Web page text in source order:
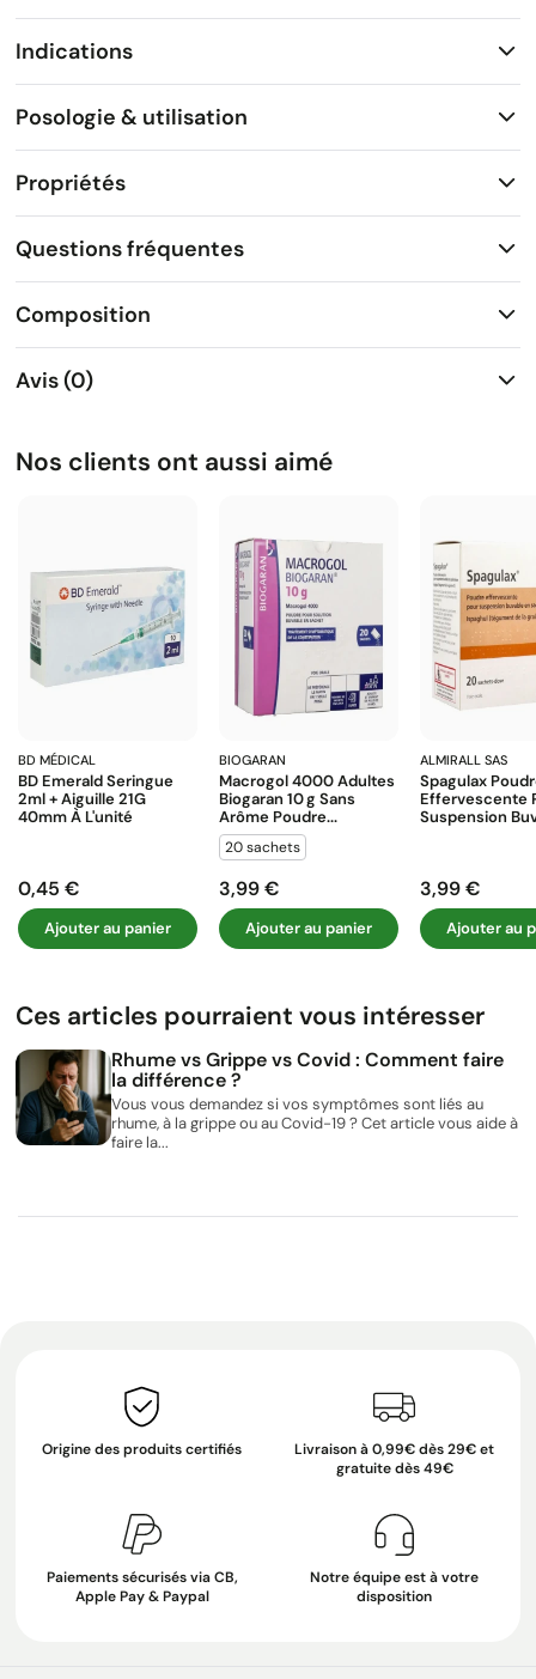
Indications
Posologie & utilisation
Propriétés
Questions fréquentes
Composition
Avis (0)
Nos clients ont aussi aimé
BD MÉDICAL
BD Emerald Seringue
2ml + Aiguille 21G
40mm À L'unité
Prix
0,45 €
Ajouter au panier
BIOGARAN
Macrogol 4000 Adultes
Biogaran 10 G Sans
Arôme Poudre...
20 sachets
Prix
3,99 €
Ajouter au panier
ALMIRALL SAS
Spagulax
Effervescente
Suspension
Prix
3,99 €
Ajouter au
Ces articles pourraient vous intéresser
Rhume vs Grippe vs Covid : Comment faire
la différence ?
Vous vous demandez si vos symptômes sont liés au
rhume, à la grippe ou au Covid-19 ? Cet article vous aide à
faire la...
Origine des produits certifiés
Livraison à 0,99€ dès 29€ et
gratuite dès 49€
Paiements sécurisés via CB,
Apple Pay & Paypal
Notre équipe est à votre
disposition